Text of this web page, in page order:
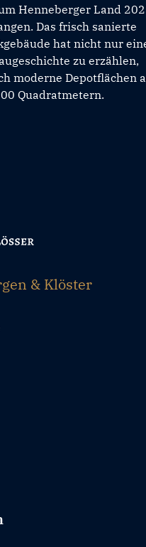
Henneberger Land
Das frisch sanierte
hat nicht nur
zu erzählen,
moderne Depotflächen
Quadratmetern.
& Klöster